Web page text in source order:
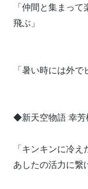
「仲間と集まっ
飛ぶ」
「暑い時には外で
◆新天空物語 幸芳
「キンキンに冷え
あしたの活力に繋